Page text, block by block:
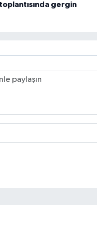
toplantısında gergin